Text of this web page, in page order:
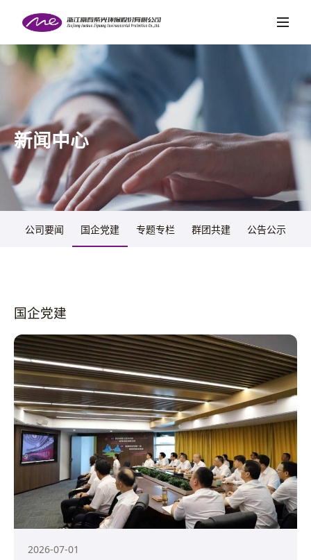
首页
关于紫光
项目案例
新闻中心
社会责任
党的建设
人才招聘
新闻中心
公司要闻 国企党建 专题专栏 群团共建 公告公示
国企党建
2026-07-01